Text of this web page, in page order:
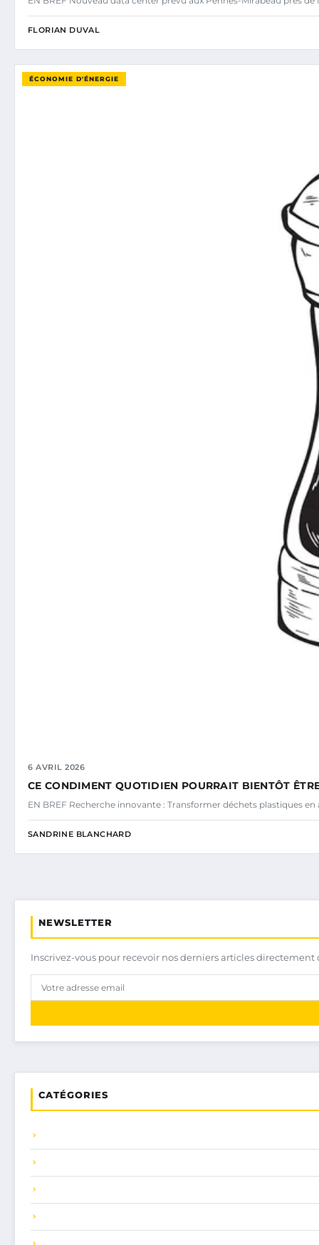
FLORIAN DUVAL
ÉCONOMIE D'ÉNERGIE
6 AVRIL 2026
CE CONDIMENT QUOTIDIEN POURRAIT BIENTÔT
EN BREF Recherche innovante : Transformer déchets plastiques en
SANDRINE BLANCHARD
NEWSLETTER
Inscrivez-vous pour recevoir nos derniers articles
CATÉGORIES